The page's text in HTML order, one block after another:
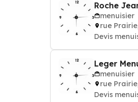
Roche
menuisier
rue
Devis
Leger
menuisier
rue
Devis